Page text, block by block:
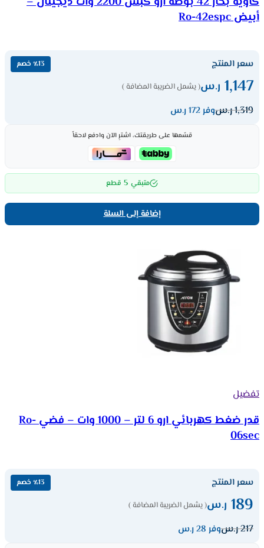
أبيض Ro-42espc
سعر المنتج ٪13 خصم
1,147 ر.س( يشمل الضريبة المضافة )
1,319ر.سوفر 172 ر.س
قسّمها على طريقتك، اشترِ الآن وادفع لاحقاً
متبقي 5 قطع
إضافة إلى السلة
تفضيل
قدر ضغط كهربائي ارو 6 لتر – 1000 وات – فضي Ro-
06sec
سعر المنتج ٪13 خصم
189 ر.س( يشمل الضريبة المضافة )
217ر.سوفر 28 ر.س